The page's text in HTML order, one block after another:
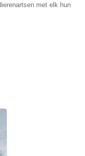
met elk hun